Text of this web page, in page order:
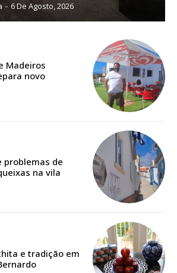
IMPRESSA
32
papel entregue à Quinta-feira em sua
Escolha o plano
- 6 De Agosto, 2026
Madeiros
novo
problemas de
na vila
e tradição em